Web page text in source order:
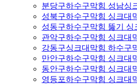
분당구하수구막힘 성남싱
성북구하수구막힘 싱크대
성동구하수구막힘 뚫기 싱
관악구하수구막힘 싱크대
강동구싱크대막힘 하수구
만안구하수구막힘 싱크대
동안구하수구막힘 싱크대
영등포하수구막힘 싱크대